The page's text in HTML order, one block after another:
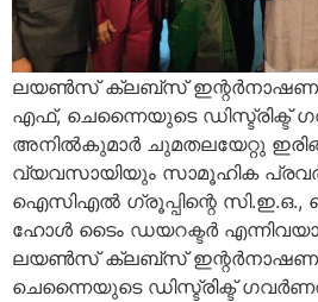
ലയൺസ് ക്ലബ്സ് ഇന്റർനാഷണൽ
എഫ്, ചെന്നൈയുടെ ഡിസ്ട്രിക്ട്
അനിൽകുമാർ ചുമതലയേറ്റു
വ്യവസായിയും സാമൂഹിക
ഐസിഎൽ ഗ്രൂപ്പിന്റെ
ഹോൾ ടൈം ഡയറക്ടർ
ലയൺസ് ക്ലബ്സ് ഇന്റർനാഷണൽ
ചെന്നൈയുടെ ഡിസ്ട്രിക്ട്